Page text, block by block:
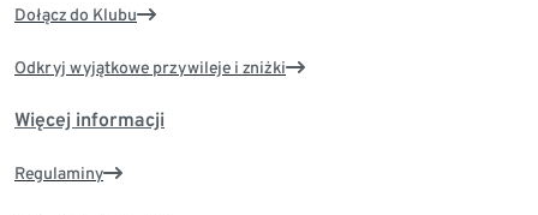
Dołącz do Klubu
Odkryj wyjątkowe przywileje i zniżki
Więcej informacji
Regulaminy